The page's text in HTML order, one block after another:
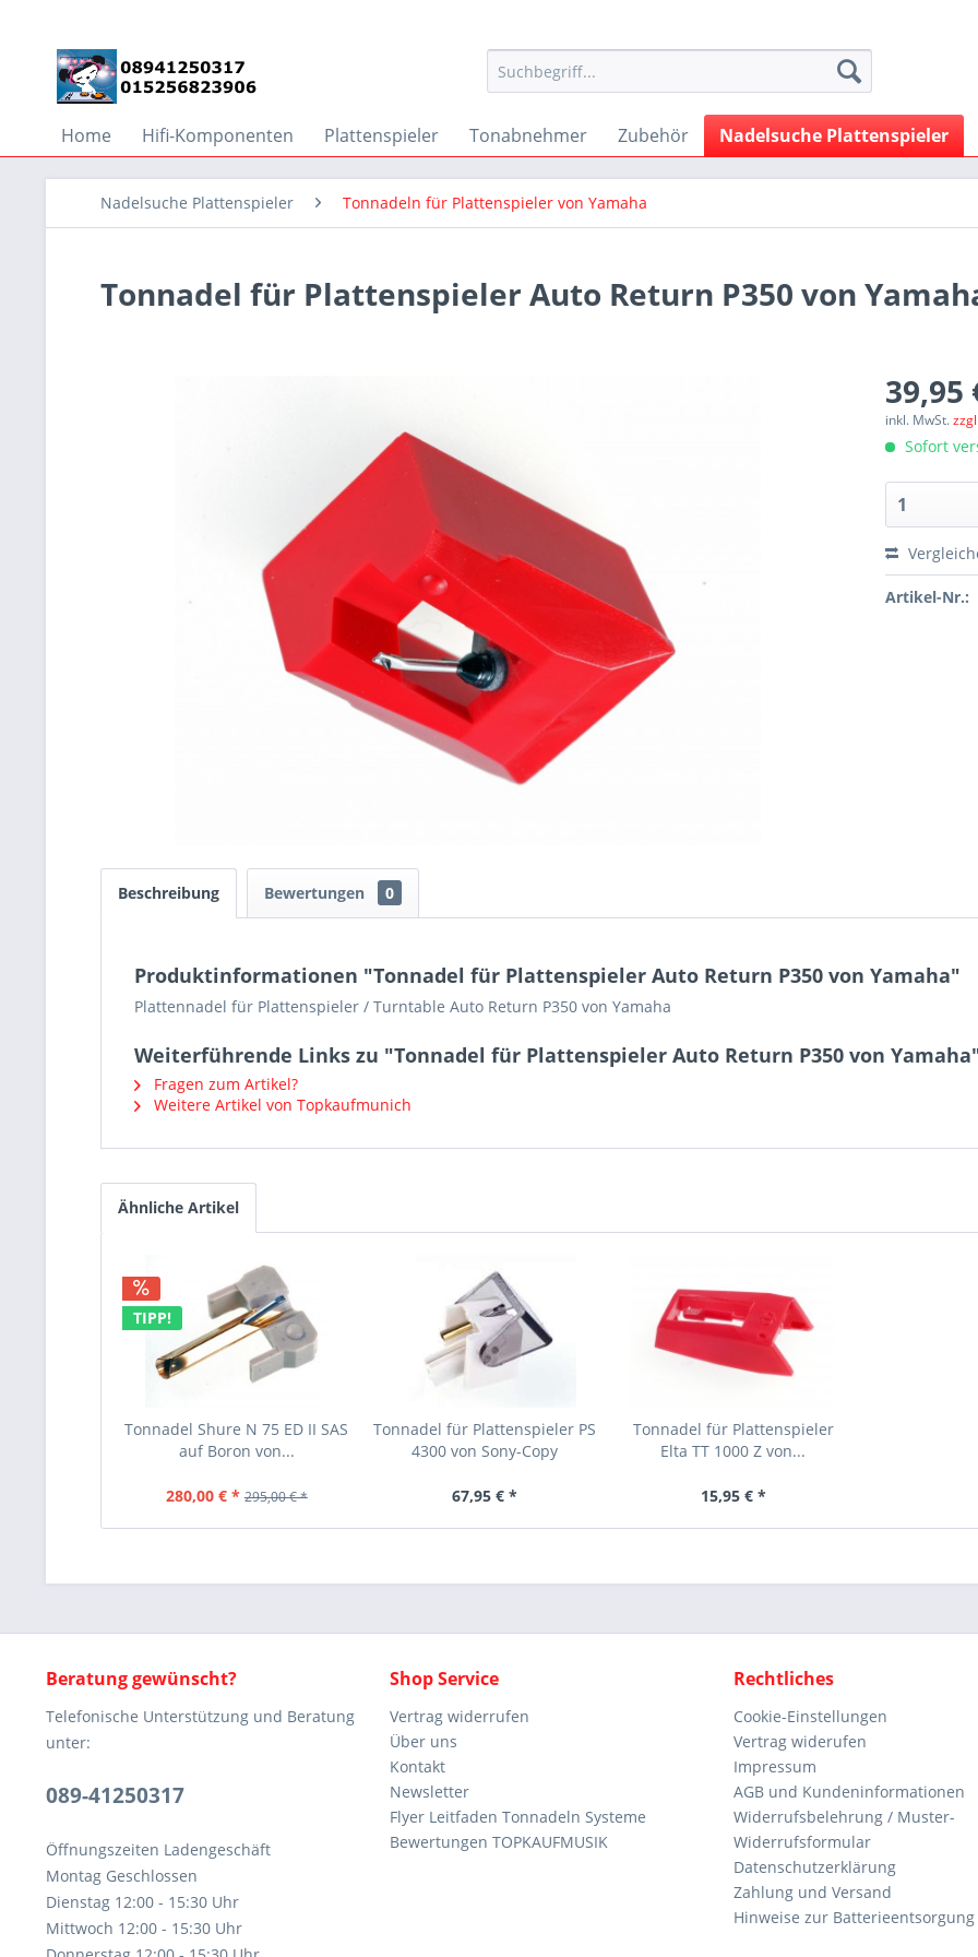
Home Hifi-Komponenten Plattenspieler Tonabnehmer Zubehör Nadelsuche Plattenspieler
Nadelsuche Plattenspieler Tonnadeln für Plattenspieler von Yamaha
Tonnadel für Plattenspieler Auto Return P350 von
39,95
inkl. MwSt.
Sofort
Artikel-Nr.:
Beschreibung Bewertungen 0
Produktinformationen "Tonnadel für Plattenspieler Auto Return P350 von Yamaha"
Plattennadel für Plattenspieler / Turntable Auto Return P350 von Yamaha
Weiterführende Links zu "Tonnadel für Plattenspieler Auto Return P350 von
Fragen zum Artikel?
Weitere Artikel von Topkaufmunich
Ähnliche Artikel
TIPP!
Tonnadel Shure N 75 ED II SAS
auf Boron von...
280,00 € * 295,00 € *
Tonnadel für Plattenspieler PS
4300 von Sony-Copy
67,95 € *
Tonnadel für Plattenspieler
Elta TT 1000 Z von...
15,95 € *
Beratung gewünscht?
Telefonische Unterstützung und Beratung
unter:
089-41250317
Öffnungszeiten Ladengeschäft
Montag Geschlossen
Dienstag 12:00 - 15:30 Uhr
Mittwoch 12:00 - 15:30 Uhr
Shop Service
Vertrag widerrufen
Über uns
Kontakt
Newsletter
Flyer Leitfaden Tonnadeln Systeme
Bewertungen TOPKAUFMUSIK
Rechtliches
Cookie-Einstellungen
Vertrag widerufen
Impressum
AGB und Kundeninformationen
Widerrufsbelehrung / Muster-
Widerrufsformular
Datenschutzerklärung
Zahlung und Versand
Hinweise zur Batterieentsorgung